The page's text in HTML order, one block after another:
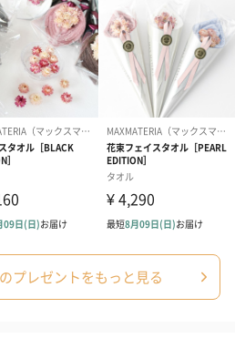
かない所に置いてください。
事項>
症の方の誤飲を防ぐため、置き場所に注意
可。
手をよく洗い、お肌のお手入れを。
長時間使用時、原液をスポンジ等に含ま
事用手袋を使う。
食器及び調理用具は5秒以上、ため水の
え2回以上すすぐ。
長時間おくと変質する事がある。
プション情報
プレゼントをもっと見る